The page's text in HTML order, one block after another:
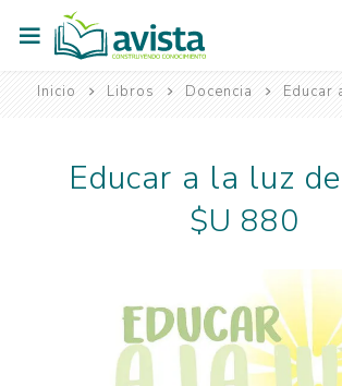
Inicio Libros Docencia Educar
Educar a la luz
$U 880